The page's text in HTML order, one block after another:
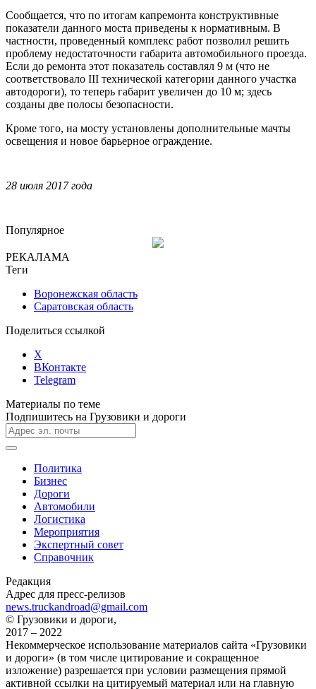
Сообщается, что по итогам капремонта конструктивные
показатели данного моста приведены к нормативным. В
частности, проведенный комплекс работ позволил решить
проблему недостаточности габарита автомобильного проезда.
Если до ремонта этот показатель составлял 9 м (что не
соответствовало III технической категории данного участка
автодороги), то теперь габарит увеличен до 10 м; здесь
созданы две полосы безопасности.
Кроме того, на мосту установлены дополнительные мачты
освещения и новое барьерное ограждение.
28 июля 2017 года
Популярное
РЕКАЛАМА
Теги
Воронежская область
Саратовская область
Поделиться ссылкой
X
ВКонтакте
Telegram
Материалы по теме
Подпишитесь на Грузовики и дороги
Политика
Бизнес
Дороги
Автомобили
Логистика
Мероприятия
Экспертный совет
Справочник
Редакция
Адрес для пресс-релизов
news.truckandroad@gmail.com
© Грузовики и дороги,
2017 – 2022
Некоммерческое использование материалов сайта «Грузовики
и дороги» (в том числе цитирование и сокращенное
изложение) разрешается при условии размещения прямой
активной ссылки на цитируемый материал или на главную